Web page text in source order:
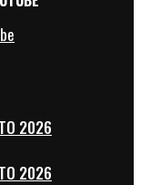
2026
2026